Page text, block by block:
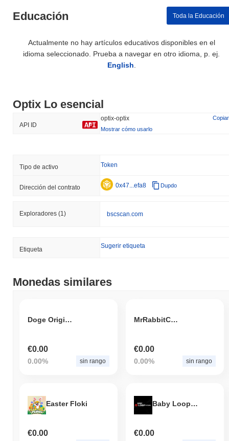
Educación Toda la Educación
Actualmente no hay artículos educativos disponibles en el
idioma seleccionado. Prueba a navegar en otro idioma, p. ej.
English.
Optix Lo esencial
API ID
optix-optix
Copiar
Mostrar cómo usarlo
Tipo de activo Token
Dirección del contrato 0x47...efa8 Dupdo
Exploradores (1) bscscan.com
Etiqueta Sugerir etiqueta
Monedas similares
Doge Original Vision
€0.00
0.00% sin rango
MrRabbitCoin
€0.00
0.00% sin rango
Easter Floki
€0.00
Baby LoopNetwork
€0.00